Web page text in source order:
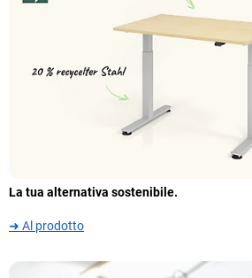
La tua alternativa sostenibile.
➜ Al prodotto